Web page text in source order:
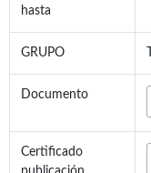
hasta
GRUPO
Documento
Certificado